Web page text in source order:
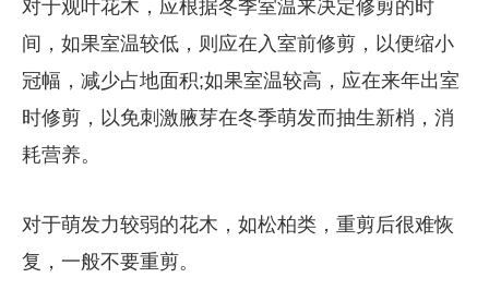
对于观叶花木，应根据冬季室温来决定修剪的时
间，如果室温较低，则应在入室前修剪，以便缩小
冠幅，减少占地面积;如果室温较高，应在来年出室
时修剪，以免刺激腋芽在冬季萌发而抽生新梢，消
耗营养。
对于萌发力较弱的花木，如松柏类，重剪后很难恢
复，一般不要重剪。